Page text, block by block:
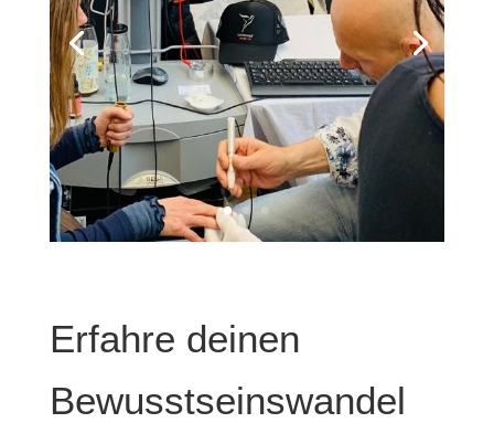
Erfahre deinen
Bewusstseinswandel